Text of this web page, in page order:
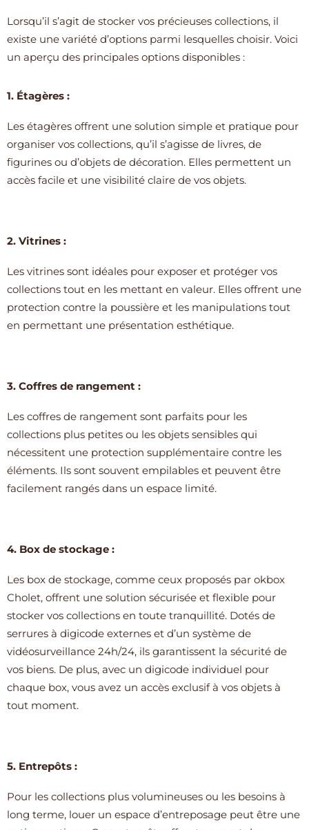
Lorsqu’il s’agit de stocker vos précieuses collections, il
existe une variété d’options parmi lesquelles choisir. Voici
un aperçu des principales options disponibles :
1. Étagères :
Les étagères offrent une solution simple et pratique pour
organiser vos collections, qu’il s’agisse de livres, de
figurines ou d’objets de décoration. Elles permettent un
accès facile et une visibilité claire de vos objets.
2. Vitrines :
Les vitrines sont idéales pour exposer et protéger vos
collections tout en les mettant en valeur. Elles offrent une
protection contre la poussière et les manipulations tout
en permettant une présentation esthétique.
3. Coffres de rangement :
Les coffres de rangement sont parfaits pour les
collections plus petites ou les objets sensibles qui
nécessitent une protection supplémentaire contre les
éléments. Ils sont souvent empilables et peuvent être
facilement rangés dans un espace limité.
4. Box de stockage :
Les box de stockage, comme ceux proposés par okbox
Cholet, offrent une solution sécurisée et flexible pour
stocker vos collections en toute tranquillité. Dotés de
serrures à digicode externes et d’un système de
vidéosurveillance 24h/24, ils garantissent la sécurité de
vos biens. De plus, avec un digicode individuel pour
chaque box, vous avez un accès exclusif à vos objets à
tout moment.
5. Entrepôts :
Pour les collections plus volumineuses ou les besoins à
long terme, louer un espace d’entreposage peut être une